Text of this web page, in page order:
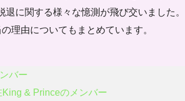
退に関する様々な憶測が飛び交いました。
理由についてもまとめています。
バー
King & Princeのメンバー